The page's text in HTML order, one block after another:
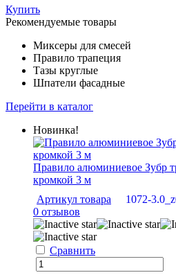
Купить
Рекомендуемые товары
Миксеры для смесей
Правило трапеция
Тазы круглые
Шпатели фасадные
Перейти в каталог
Новинка!
Правило алюминиевое Зубр
кромкой 3 м
Артикул товара
1072-
0 отзывов
Сравнить